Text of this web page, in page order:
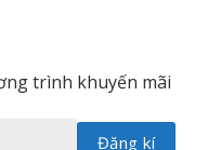
trình khuyến mãi